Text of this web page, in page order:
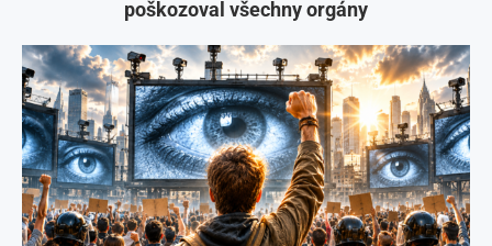
poškozoval všechny orgány